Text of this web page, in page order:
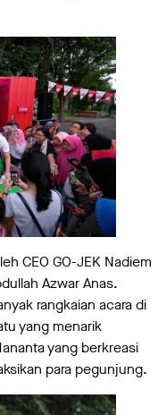
CEO GO-JEK Nadiem
Azwar Anas.
rangkaian acara di
yang menarik
yang berkreasi
para pegunjung.